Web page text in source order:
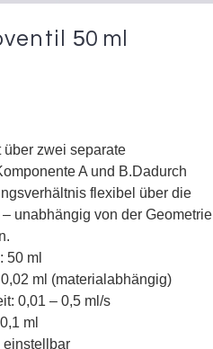
50 ml
zwei separate
A und B.Dadurch
flexibel über die
unabhängig von der Geometrie
50 ml
0,02 ml (materialabhängig)
0,01 – 0,5 ml/s
ml
einstellbar